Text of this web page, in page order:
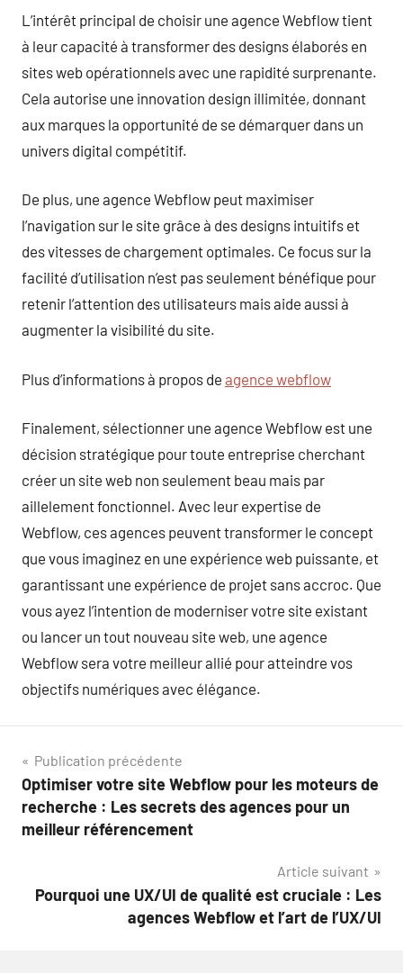
L’intérêt principal de choisir une agence Webflow tient
à leur capacité à transformer des designs élaborés en
sites web opérationnels avec une rapidité surprenante.
Cela autorise une innovation design illimitée, donnant
aux marques la opportunité de se démarquer dans un
univers digital compétitif.
De plus, une agence Webflow peut maximiser
l’navigation sur le site grâce à des designs intuitifs et
des vitesses de chargement optimales. Ce focus sur la
facilité d’utilisation n’est pas seulement bénéfique pour
retenir l’attention des utilisateurs mais aide aussi à
augmenter la visibilité du site.
Plus d’informations à propos de agence webflow
Finalement, sélectionner une agence Webflow est une
décision stratégique pour toute entreprise cherchant
créer un site web non seulement beau mais par
aillelement fonctionnel. Avec leur expertise de
Webflow, ces agences peuvent transformer le concept
que vous imaginez en une expérience web puissante, et
garantissant une expérience de projet sans accroc. Que
vous ayez l’intention de moderniser votre site existant
ou lancer un tout nouveau site web, une agence
Webflow sera votre meilleur allié pour atteindre vos
objectifs numériques avec élégance.
Navigation
de
l’article
Publication précédente
Optimiser votre site Webflow pour les moteurs de
recherche : Les secrets des agences pour un
meilleur référencement
Article suivant
Pourquoi une UX/UI de qualité est cruciale : Les
agences Webflow et l’art de l’UX/UI